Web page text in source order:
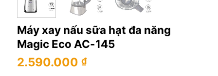
Máy xay nấu sữa hạt đa năng
Magic Eco AC-145
2.590.000 ₫